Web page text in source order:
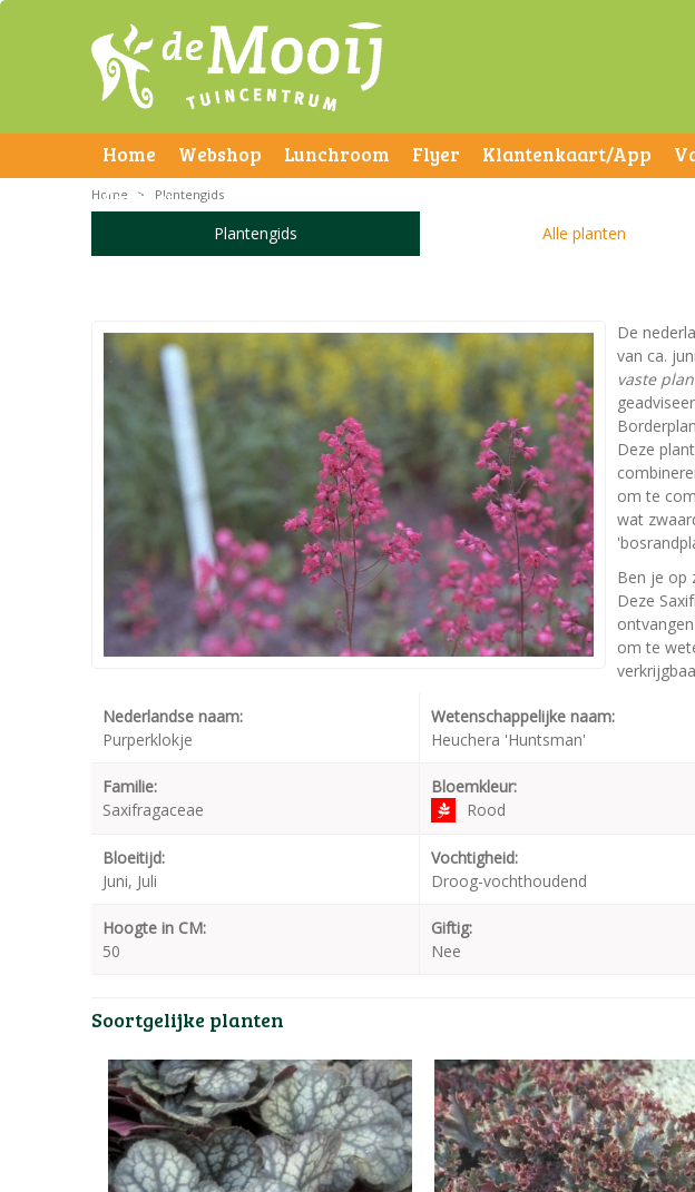
Home Webshop Lunchroom Flyer Klantenkaart/App
Contact
Home > Plantengids
Plantengids Alle planten
De
van ca.
vaste
Deze
om te
wat
Ben je op
Deze
om te
Nederlandse naam:
Purperklokje
Wetenschappelijke naam:
Heuchera 'Huntsman'
Familie:
Saxifragaceae
Bloemkleur:
Rood
Bloeitijd:
Juni, Juli
Vochtigheid:
Droog-vochthoudend
Hoogte in CM:
50
Giftig:
Nee
Soortgelijke planten